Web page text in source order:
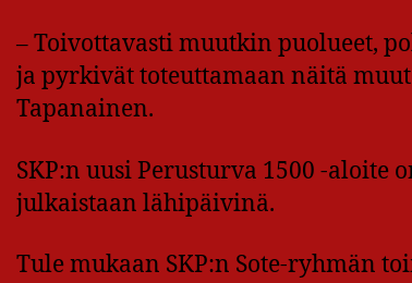
– Toivottavasti muutkin puolueet,
ja pyrkivät toteuttamaan näitä
Tapanainen.
SKP:n uusi Perusturva 1500 -aloite
julkaistaan lähipäivinä.
Tule mukaan SKP:n Sote-ryhmän